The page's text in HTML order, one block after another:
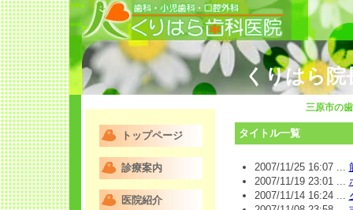
くりはら院
三原市の
タイトル一覧
2007/11/25 16:07 ...
2007/11/19 23:01 ...
2007/11/14 16:24 ...
トップページ
診療案内
医院紹介